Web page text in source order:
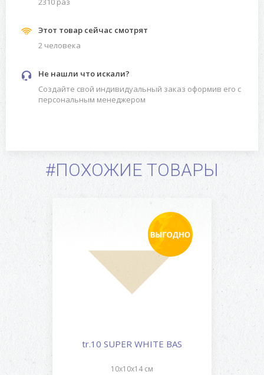
Этот товар сейчас смотрят
2 человекa
Не нашли что искали?
Создайте свой индивидуальный заказ оформив его с
персональным менеджером
#ПОХОЖИЕ ТОВАРЫ
tr.10 SUPER WHITE BAS
10x10x14 см